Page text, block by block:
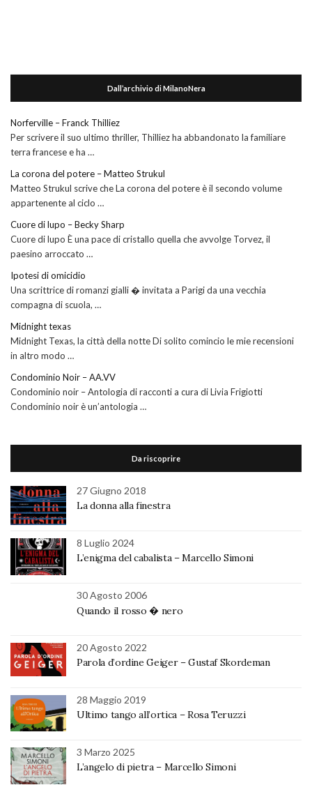
Dall’archivio di MilanoNera
Norferville – Franck Thilliez
Per scrivere il suo ultimo thriller, Thilliez ha abbandonato la familiare
terra francese e ha …
La corona del potere – Matteo Strukul
Matteo Strukul scrive che La corona del potere è il secondo volume
appartenente al ciclo …
Cuore di lupo – Becky Sharp
Cuore di lupo È una pace di cristallo quella che avvolge Torvez, il
paesino arroccato …
Ipotesi di omicidio
Una scrittrice di romanzi gialli � invitata a Parigi da una vecchia
compagna di scuola, …
Midnight texas
Midnight Texas, la città della notte Di solito comincio le mie recensioni
in altro modo …
Condominio Noir – AA.VV
Condominio noir – Antologia di racconti a cura di Livia Frigiotti
Condominio noir è un’antologia …
Da riscoprire
27 Giugno 2018
La donna alla finestra
8 Luglio 2024
L’enigma del cabalista – Marcello Simoni
30 Agosto 2006
Quando il rosso � nero
20 Agosto 2022
Parola d’ordine Geiger – Gustaf Skordeman
28 Maggio 2019
Ultimo tango all’ortica – Rosa Teruzzi
3 Marzo 2025
L’angelo di pietra – Marcello Simoni